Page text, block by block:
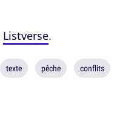
Listverse.
texte pêche conflits